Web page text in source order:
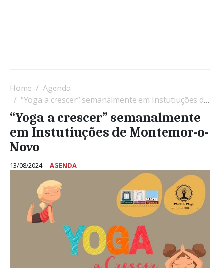
Home
Agenda
“Yoga a crescer” semanalmente em Instutiuções de Montemor-o-Novo
“Yoga a crescer” semanalmente
em Instutiuções de Montemor-o-
Novo
13/08/2024 AGENDA